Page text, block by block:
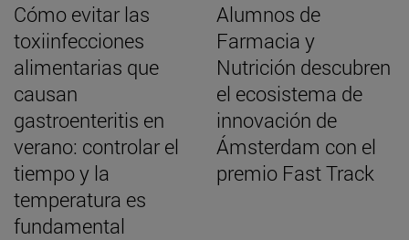
Cómo evitar las
toxiinfecciones
alimentarias que
causan
gastroenteritis en
verano: controlar el
tiempo y la
temperatura es
fundamental
Alumnos de
Farmacia y
Nutrición descubren
el ecosistema de
innovación de
Ámsterdam con el
premio Fast Track